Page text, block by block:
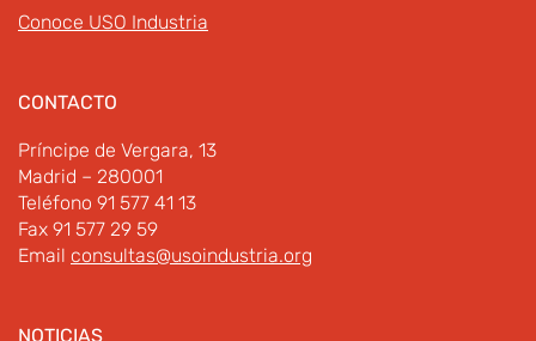
Conoce USO Industria
CONTACTO
Príncipe de Vergara, 13
Madrid – 280001
Teléfono 91 577 41 13
Fax 91 577 29 59
Email consultas@usoindustria.org
NOTICIAS